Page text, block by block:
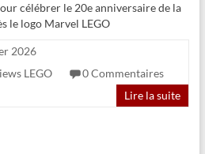
célébrer le 20e anniversaire de la
le logo Marvel LEGO
2026
LEGO
0 Commentaires
Lire la suite